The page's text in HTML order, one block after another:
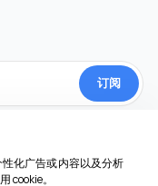
订阅
化广告或内容以及分析
cookie。我们随时为您服务